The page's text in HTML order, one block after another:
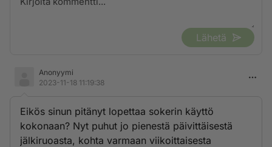
Lähetä
Anonyymi
2023-11-18 11:19:38
Eikös sinun pitänyt lopettaa sokerin käyttö
kokonaan? Nyt puhut jo pienestä päivittäisestä
jälkiruoasta, kohta varmaan viikoittaisesta